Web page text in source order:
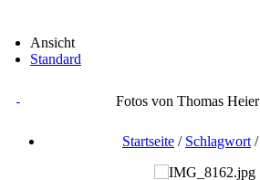
Ansicht
Standard
Fotos von Thomas Heier
Startseite / Schlagwort /